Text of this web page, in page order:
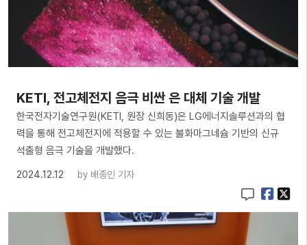
KETI, 전고체전지 음극 비싼 은 대체 기술 개발
한국전자기술연구원(KETI, 원장 신희동)은 LG에너지솔루션과의 협
력을 통해 전고체전지에 적용할 수 있는 불화마그네슘 기반의 신규
석출형 음극 기술을 개발했다.
2024.12.12
by 배종인 기자